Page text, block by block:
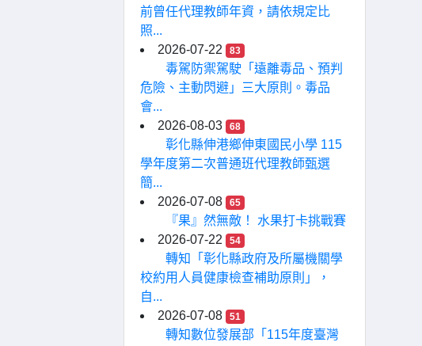
前曾任代理教師年資，請依規定比
照...
2026-07-22
83
毒駕防禦駕駛「遠離毒品、預判
危險、主動閃避」三大原則。毒品
會...
2026-08-03
68
彰化縣伸港鄉伸東國民小學 115
學年度第二次普通班代理教師甄選
簡...
2026-07-08
65
『果』然無敵！ 水果打卡挑戰賽
2026-07-22
54
轉知「彰化縣政府及所屬機關學
校約用人員健康檢查補助原則」，
自...
2026-07-08
51
轉知數位發展部「115年度臺灣